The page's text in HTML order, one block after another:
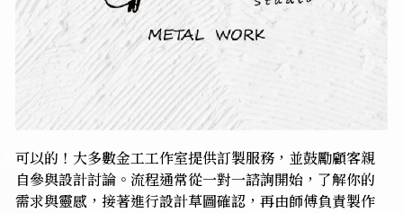
可以的！大多數金工工作室提供訂製服務，並鼓勵顧客親
自參與設計討論。流程通常從一對一諮詢開始，了解你的
需求與靈感，接著進行設計草圖確認，再由師傅負責製作